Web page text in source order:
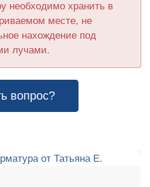
необходимо хранить в
месте, не
нахождение под
лучами.
вопрос?